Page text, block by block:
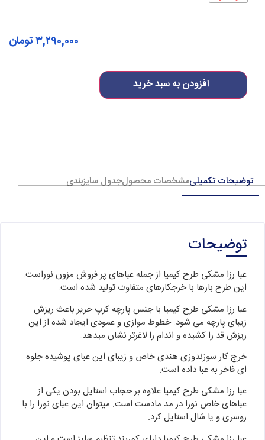
افزودن به سبد خرید
۳,۲۹۰,۰۰۰تومان
توضیحات تکمیلیمشخصات محصولجدول سایزبندی
توضیحات
عبا رزا مشکی طرح کیمیا از جمله عباهای پر فروش مزون نوراست.
این طرح بارها با خرجکارهای متفاوت تولید شده است.
عبا رزا مشکی طرح کیمیا با جنس پارچه کرپ حریر باعث ریزش
زیبای پارچه می شود. خطوط موازی و عمودی ایجاد شده از این
ریزش قد را کشیده و اندام را لاغرتر نشان میدهد.
خرج کار سوزندوزی هندی خاص و زیبای این عبای پوشیده جلوه
ای فاخر به عبا داده است.
عبا رزا مشکی طرح کیمیا علاوه بر حجاب استایل بودن یکی از
عباهای خاص نورا در مد مادست است. میتوان این عبای نورا را با
روسری و یا شال استایل کرد.